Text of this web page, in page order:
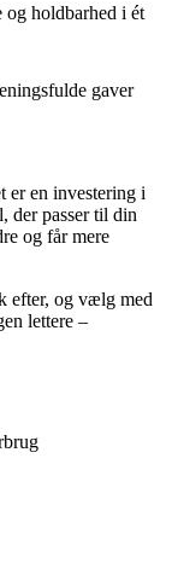
holdbarhed i ét
gaver
er en investering i
der passer til din
og får mere
efter, og vælg med
lettere –